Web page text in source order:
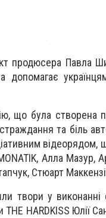
продюсера Павла
допомагає
що була створена
та біль
відеорядом,
Алла Мазур,
Стюарт Маккензі
твори у виконанні
HARDKISS Юлії